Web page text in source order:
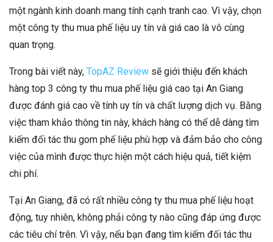
một ngành kinh doanh mang tính cạnh tranh cao. Vì vậy, chọn
một công ty thu mua phế liệu uy tín và giá cao là vô cùng
quan trọng.
Trong bài viết này, TopAZ Review sẽ giới thiệu đến khách
hàng top 3 công ty thu mua phế liệu giá cao tại An Giang
được đánh giá cao về tính uy tín và chất lượng dịch vụ. Bằng
việc tham khảo thông tin này, khách hàng có thể dễ dàng tìm
kiếm đối tác thu gom phế liệu phù hợp và đảm bảo cho công
việc của mình được thực hiện một cách hiệu quả, tiết kiệm
chi phí.
Tại An Giang, đã có rất nhiều công ty thu mua phế liệu hoạt
động, tuy nhiên, không phải công ty nào cũng đáp ứng được
các tiêu chí trên. Vì vậy, nếu bạn đang tìm kiếm đối tác thu